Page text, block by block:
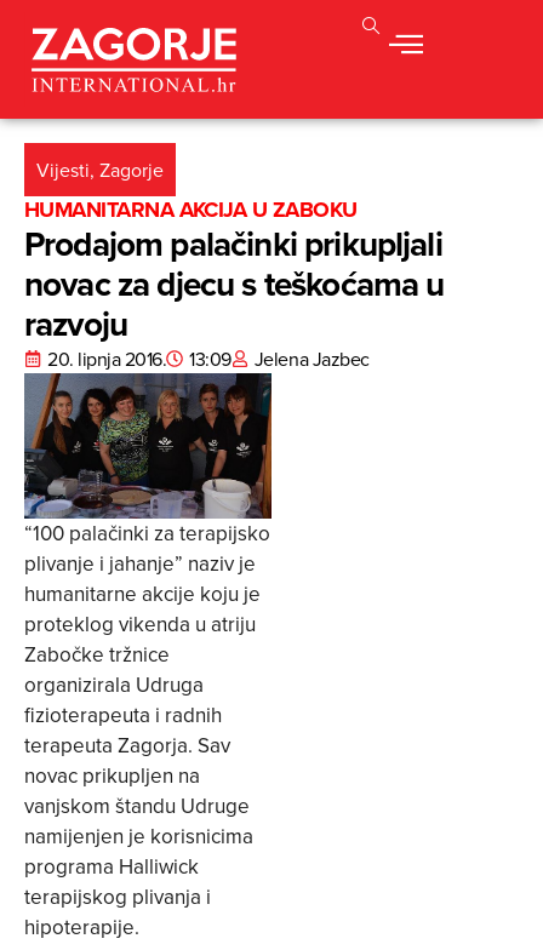
Vijesti, Zagorje
HUMANITARNA AKCIJA U ZABOKU
Prodajom palačinki prikupljali
novac za djecu s teškoćama u
razvoju
20. lipnja 2016. 13:09 Jelena Jazbec
“100 palačinki za terapijsko
plivanje i jahanje” naziv je
humanitarne akcije koju je
proteklog vikenda u atriju
Zabočke tržnice
organizirala Udruga
fizioterapeuta i radnih
terapeuta Zagorja. Sav
novac prikupljen na
vanjskom štandu Udruge
namijenjen je korisnicima
programa Halliwick
terapijskog plivanja i
hipoterapije.